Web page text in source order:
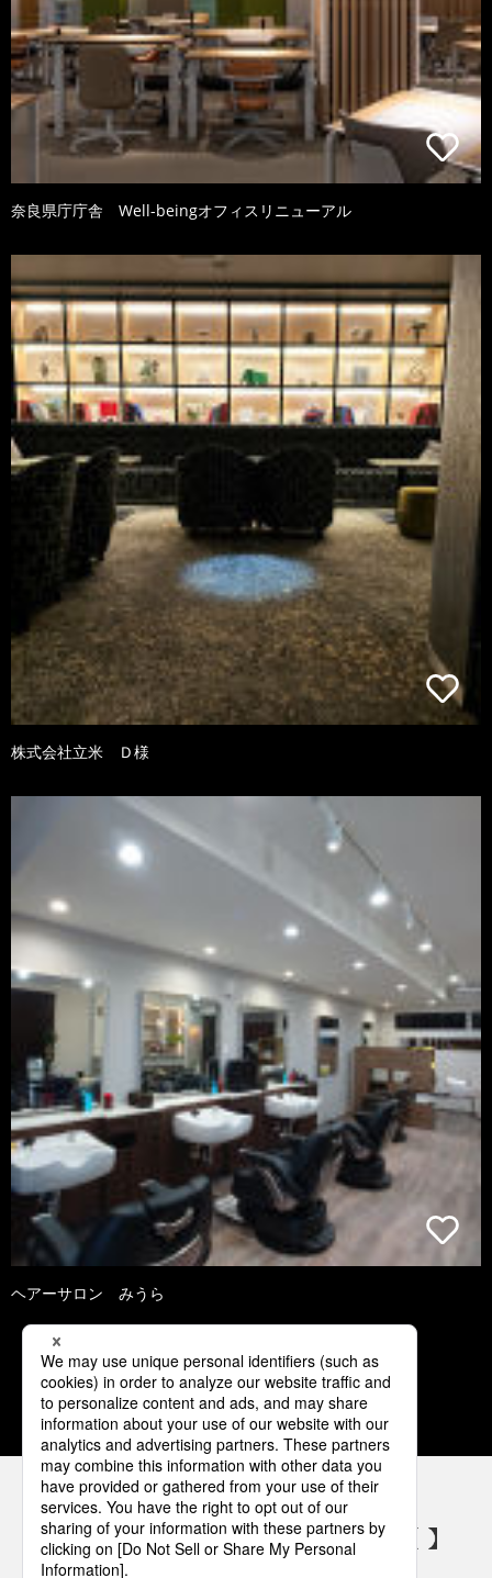
奈良県庁庁舎 Well-beingオフィスリニューアル
株式会社立米 Ｄ様
ヘアーサロン みうら
3 4 5 6 7
パナソニックの電気設備 SNSアカウント